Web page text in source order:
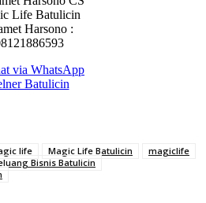
Harsono :
life Magic Life Batulicin
magiclife
Bisnis Batulicin